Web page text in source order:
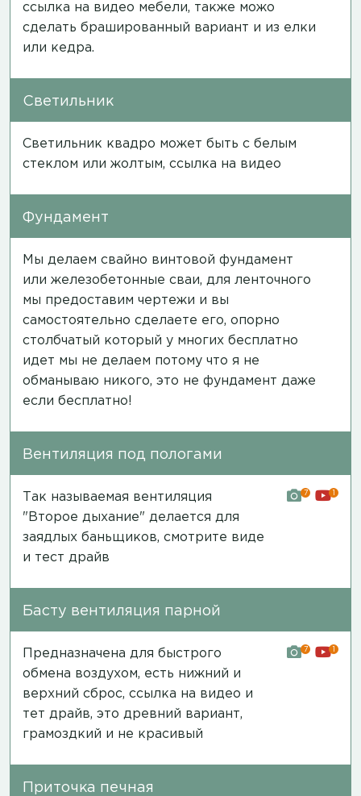
ссылка на видео мебели, также можо
сделать брашированный вариант и из елки
или кедра.
Светильник
Светильник квадро может быть с белым
стеклом или жолтым, ссылка на видео
Фундамент
Мы делаем свайно винтовой фундамент
или железобетонные сваи, для ленточного
мы предоставим чертежи и вы
самостоятельно сделаете его, опорно
столбчатый который у многих бесплатно
идет мы не делаем потому что я не
обманываю никого, это не фундамент даже
если бесплатно!
Вентиляция под пологами
Так называемая вентиляция
"Второе дыхание" делается для
заядлых баньщиков, смотрите виде
и тест драйв
7 1
Басту вентиляция парной
Предназначена для быстрого
обмена воздухом, есть нижний и
верхний сброс, ссылка на видео и
тет драйв, это древний вариант,
грамоздкий и не красивый
7 1
Приточка печная